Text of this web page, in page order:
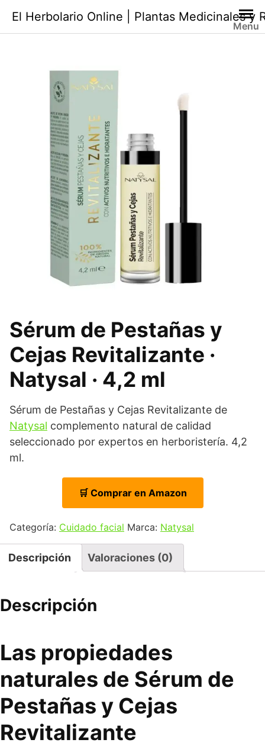
contenido
El Herbolario Online | Plantas Medicinales y
Menu
Sérum de Pestañas y
Cejas Revitalizante ·
Natysal · 4,2 ml
Sérum de Pestañas y Cejas Revitalizante de
Natysal complemento natural de calidad
seleccionado por expertos en herboristería. 4,2
ml.
🛒 Comprar en Amazon
Categoría: Cuidado facial Marca: Natysal
Descripción Valoraciones (0)
Descripción
Las propiedades
naturales de Sérum de
Pestañas y Cejas
Revitalizante